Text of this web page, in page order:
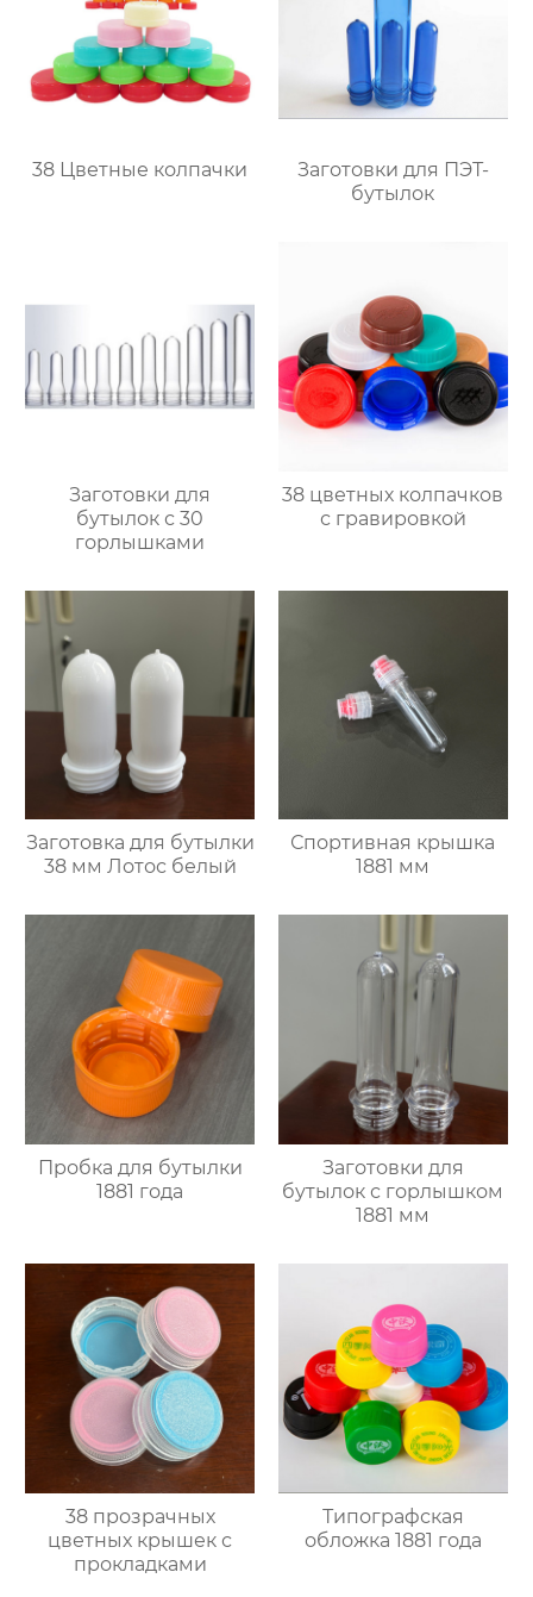
38 Цветные колпачки
Заготовки для ПЭТ-
бутылок
Заготовки для
бутылок с 30
горлышками
38 цветных колпачков
с гравировкой
Заготовка для бутылки
38 мм Лотос белый
Спортивная крышка
1881 мм
Пробка для бутылки
1881 года
Заготовки для
бутылок с горлышком
1881 мм
38 прозрачных
цветных крышек с
прокладками
Типографская
обложка 1881 года